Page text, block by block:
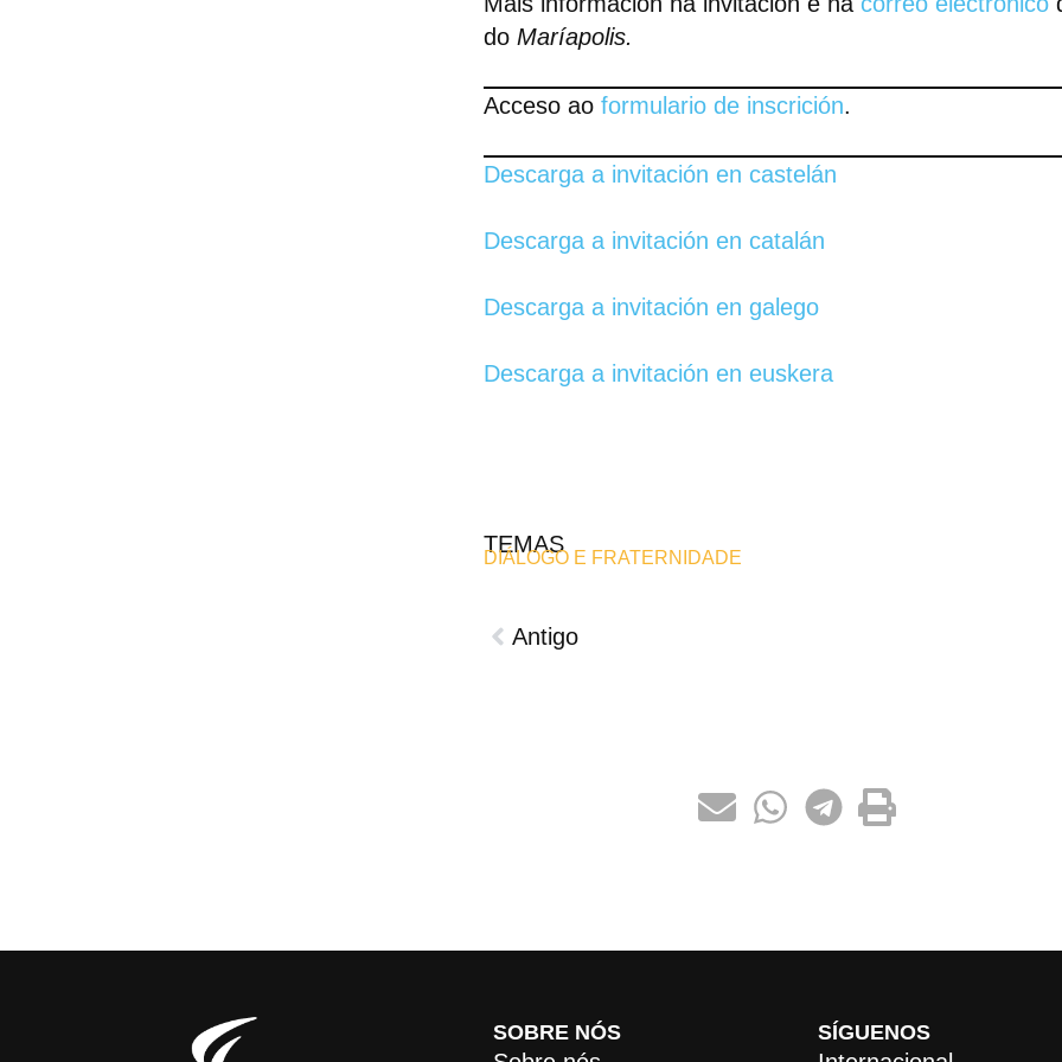
doMaríapolis.
Acceso aoformulario de inscrición.
Descarga a invitación en castelán
Descarga a invitación en catalán
Descarga a invitación en galego
Descarga a invitación en euskera
TEMAS
DIÁLOGO E FRATERNIDADE
Antigo
SOBRE NÓS SÍGUENOS